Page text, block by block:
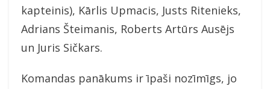
kapteinis), Kārlis Upmacis, Justs Ritenieks,
Adrians Šteimanis, Roberts Artūrs Ausējs
un Juris Sičkars.
Komandas panākums ir īpaši nozīmīgs, jo